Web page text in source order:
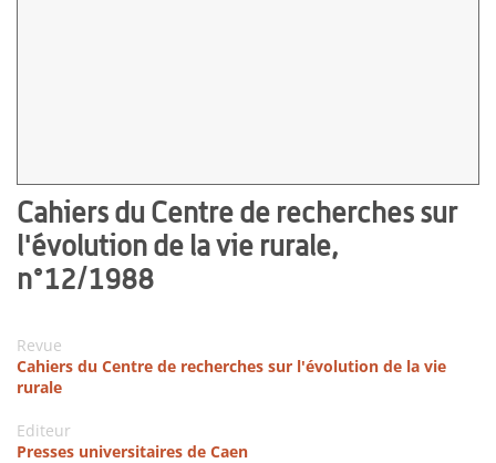
Cahiers du Centre de recherches sur
l'évolution de la vie rurale,
n°12/1988
Revue
Cahiers du Centre de recherches sur l'évolution de la vie
rurale
Editeur
Presses universitaires de Caen